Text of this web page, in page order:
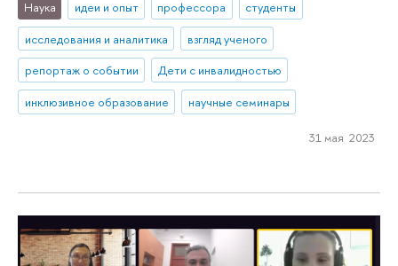
Наука идеи и опыт профессора
студенты
исследования и аналитика
взгляд ученого
репортаж о событии
Дети с инвалидностью
инклюзивное образование
научные семинары
31 мая 2023